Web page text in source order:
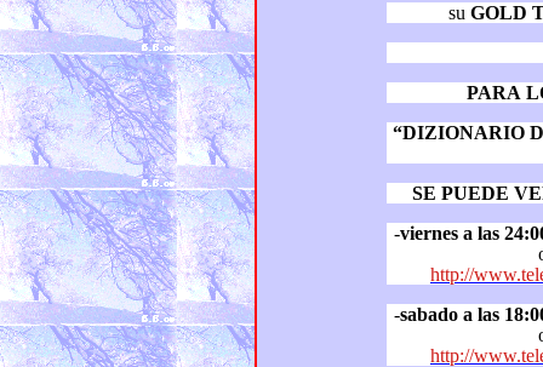
su GOLD
PARA
“DIZIONARIO DEI
SE PUEDE
-viernes a las
http://
-sabado a las
http://